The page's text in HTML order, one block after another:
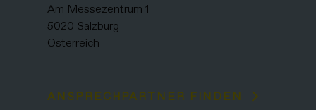
Am Messezentrum 1
5020 Salzburg
Österreich
ANSPRECHPARTNER FINDEN